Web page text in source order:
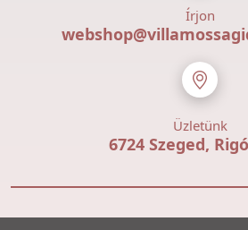
Írjon
Üzletünk
6724 Szeged,